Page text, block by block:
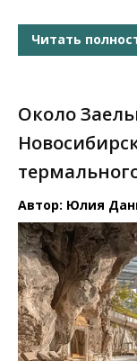
Читать
Около
Автор: Юлия